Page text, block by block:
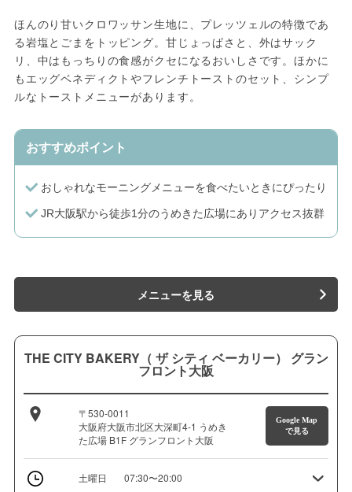
ほんのり甘いクロワッサン生地に、プレッツェルの特徴であ
る岩塩とごまをトッピング。甘じょっぱさと、外はサック
リ、中はもっちりの食感がクセになるおいしさです。ほかに
もエッグベネディクトやフレンチトーストのセット、シンプ
ルなトーストメニューがあります。
おすすめポイント
おしゃれなモーニングメニューを食べたいときにぴったり
JR大阪駅から徒歩1分のうめきた広場にありアクセス抜群
メニューを見る
THE CITY BAKERY（ ザ シティ ベーカリー） グラン
フロント大阪
〒530-0011
大阪府大阪市北区大深町4-1 うめき
た広場 B1F グランフロント大阪
Google Map
で見る
土曜日 07:30〜20:00